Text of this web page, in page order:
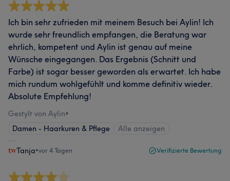
Ich bin sehr zufrieden mit meinem Besuch bei Aylin! Ich
wurde sehr freundlich empfangen, die Beratung war
ehrlich, kompetent und Aylin ist genau auf meine
Wünsche eingegangen. Das Ergebnis (Schnitt und
Farbe) ist sogar besser geworden als erwartet. Ich habe
mich rundum wohlgefühlt und komme definitiv wieder.
Absolute Empfehlung!
Gestylt von Aylin•
Damen - Haarkuren & Pflege
Alle anzeigen
Tanja•vor 4 Tagen Verifizierte Bewertung